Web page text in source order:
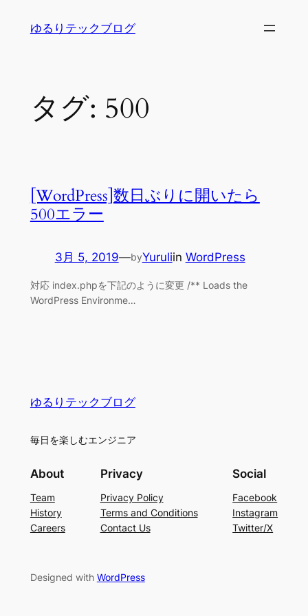
ゆるりテックブログ
タグ: 500
[WordPress]数日ぶりに開いたら
500エラー
3月 5, 2019—byYuruliin WordPress
対応 index.phpを下記のように変更 /** Loads the
WordPress Environme…
ゆるりテックブログ
毎日を楽しむエンジニア
About
Team
History
Careers
Privacy
Privacy Policy
Terms and Conditions
Contact Us
Social
Facebook
Instagram
Twitter/X
Designed with WordPress